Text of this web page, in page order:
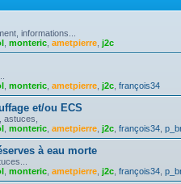
informations...
monteric ametpierre j2c
monteric ametpierre j2c françois34
et/ou ECS
astuces,
monteric ametpierre j2c françois34
à eau morte
monteric ametpierre j2c françois34